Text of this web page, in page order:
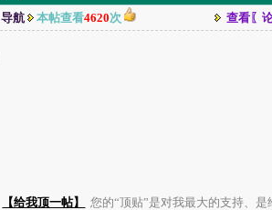
导航 本帖查看4620次 查看〖
【给我顶一帖】 您的“顶贴”是对我最大的支持、